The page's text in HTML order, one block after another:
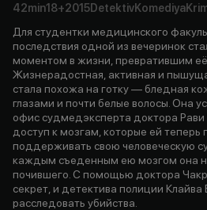
42min18+2015DetektivKomediya
Для студентки медицинского
последствия одной из вечеринок
моментом в жизни, превратившим её
Жизнерадостная, активная и
стала похожа на готку — бледная
глазами и почти белые волосы. Она
офис судмедэксперта доктора
доступ к мозгам, которые ей теперь
поддерживать свою человеческую
каждым съеденным ею мозгом она
почившего. С помощью доктора
секрет, и детектива полиции
расследовать убийства.